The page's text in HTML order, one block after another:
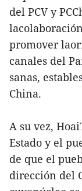
del PCV y
promover
canales del
sanas,
China.
A su vez,
Estado y el
de que el
dirección del